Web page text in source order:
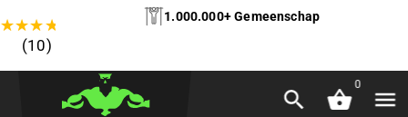
★★★★
(10)
1.000.000+ Gemeenschap
0